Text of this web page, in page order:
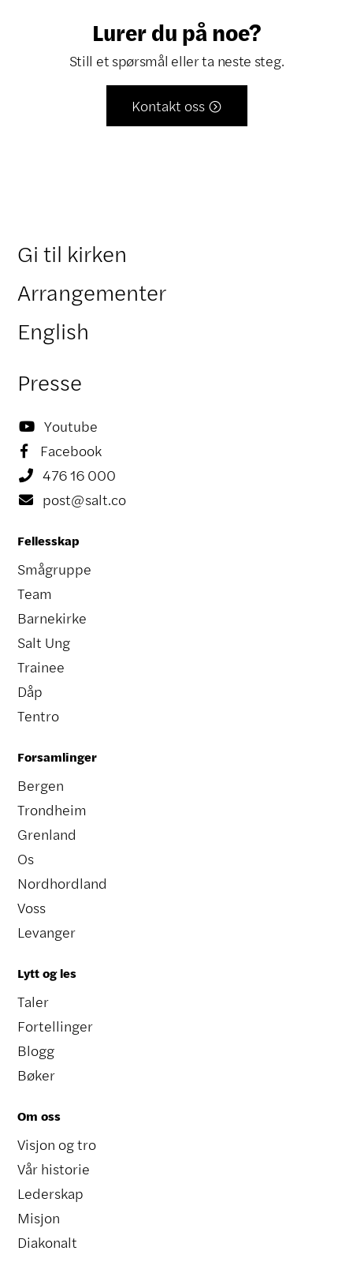
Lurer du på noe?
Still et spørsmål eller ta neste steg.
Kontakt oss 
Gi til kirken
Arrangementer
English
Presse
 Youtube
 Facebook
 476 16 000
 post@salt.co
Fellesskap
Smågruppe
Team
Barnekirke
Salt Ung
Trainee
Dåp
Tentro
Forsamlinger
Bergen
Trondheim
Grenland
Os
Nordhordland
Voss
Levanger
Lytt og les
Taler
Fortellinger
Blogg
Bøker
Om oss
Visjon og tro
Vår historie
Lederskap
Misjon
Diakonalt